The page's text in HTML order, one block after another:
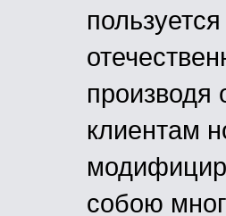
производя
клиентам
собою